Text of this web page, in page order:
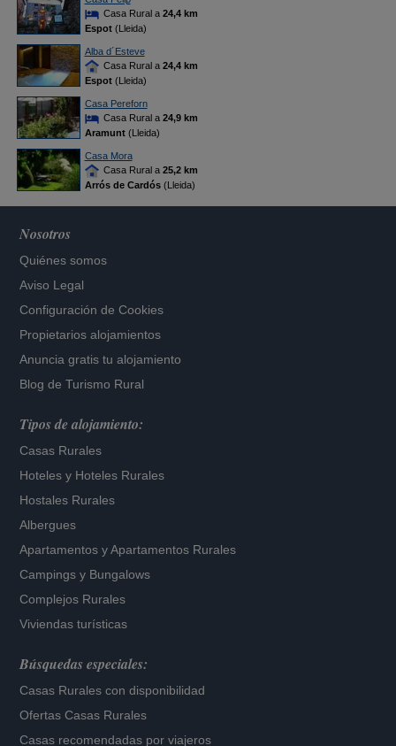
Casa Rural a 24,4 km
Espot(Lleida)
Alba d´Esteve
Casa Rural a 24,4 km
Espot(Lleida)
Casa Pereforn
Casa Rural a 24,9 km
Aramunt(Lleida)
Casa Mora
Casa Rural a 25,2 km
Arrós de Cardós(Lleida)
Nosotros
Quiénes somos
Aviso Legal
Configuración de Cookies
Propietarios alojamientos
Anuncia gratis tu alojamiento
Blog de Turismo Rural
Tipos de alojamiento:
Casas Rurales
Hoteles y Hoteles Rurales
Hostales Rurales
Albergues
Apartamentos yApartamentos Rurales
Campings y Bungalows
Complejos Rurales
Viviendas turísticas
Búsquedas especiales:
Casas Rurales con disponibilidad
Ofertas Casas Rurales
Casas recomendadas por viajeros